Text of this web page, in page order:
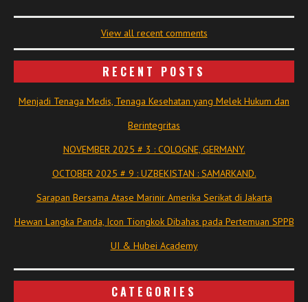
View all recent comments
RECENT POSTS
Menjadi Tenaga Medis, Tenaga Kesehatan yang Melek Hukum dan
Berintegritas
NOVEMBER 2025 # 3 : COLOGNE, GERMANY.
OCTOBER 2025 # 9 : UZBEKISTAN : SAMARKAND.
Sarapan Bersama Atase Marinir Amerika Serikat di Jakarta
Hewan Langka Panda, Icon Tiongkok Dibahas pada Pertemuan SPPB
UI & Hubei Academy
CATEGORIES